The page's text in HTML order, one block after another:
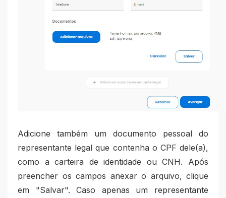
Adicione também um documento pessoal do
representante legal que contenha o CPF dele(a),
como a carteira de identidade ou CNH. Após
preencher os campos anexar o arquivo, clique
em "Salvar". Caso apenas um representante